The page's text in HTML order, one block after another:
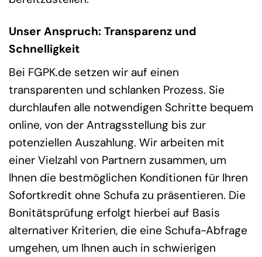
Unser Anspruch: Transparenz und
Schnelligkeit
Bei FGPK.de setzen wir auf einen
transparenten und schlanken Prozess. Sie
durchlaufen alle notwendigen Schritte bequem
online, von der Antragsstellung bis zur
potenziellen Auszahlung. Wir arbeiten mit
einer Vielzahl von Partnern zusammen, um
Ihnen die bestmöglichen Konditionen für Ihren
Sofortkredit ohne Schufa zu präsentieren. Die
Bonitätsprüfung erfolgt hierbei auf Basis
alternativer Kriterien, die eine Schufa-Abfrage
umgehen, um Ihnen auch in schwierigen